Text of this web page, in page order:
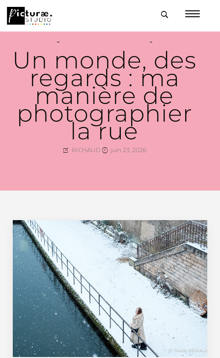
Un monde, des
regards : ma
manière de
photographier
la rue
RICHAUD juin 23, 2026